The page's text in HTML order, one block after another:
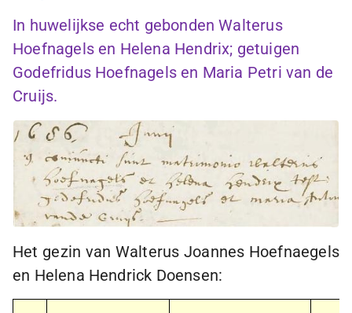
In huwelijkse echt gebonden Walterus
Hoefnagels en Helena Hendrix; getuigen
Godefridus Hoefnagels en Maria Petri van de
Cruijs.
Het gezin van Walterus Joannes Hoefnaegels
en Helena Hendrick Doensen: